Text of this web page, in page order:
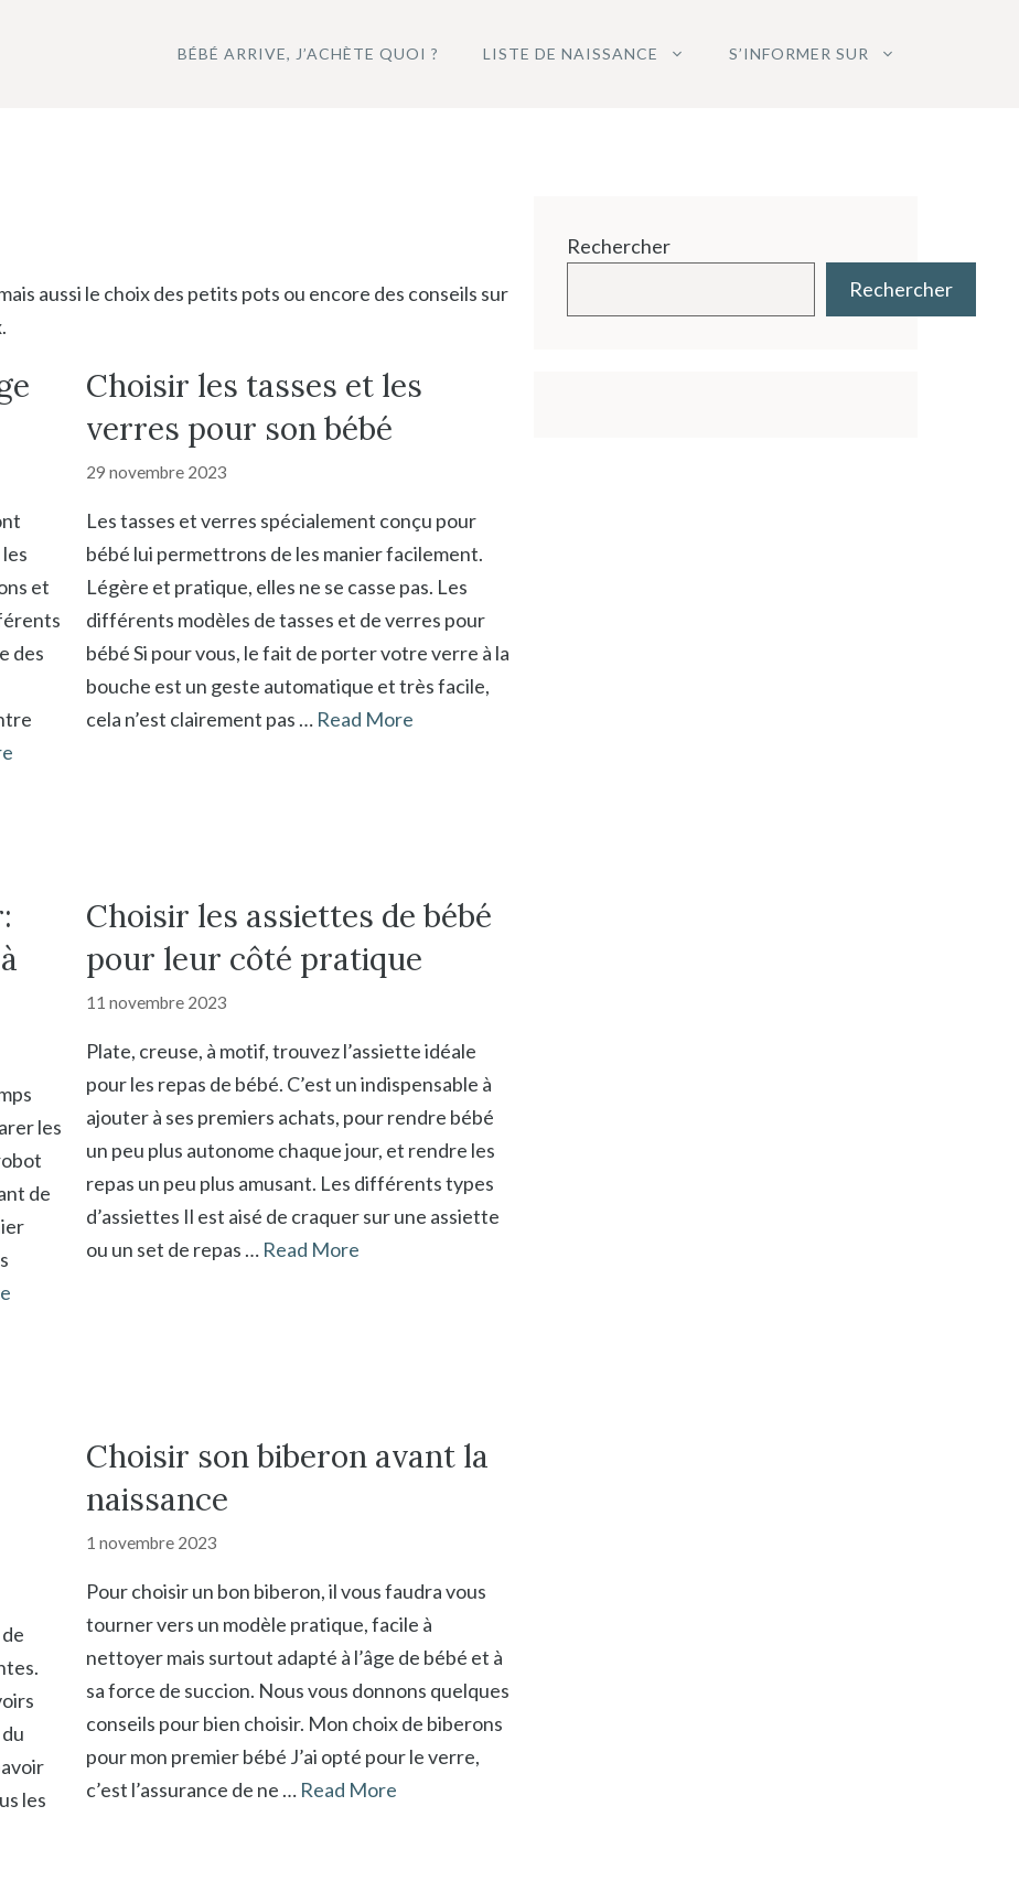
BÉBÉ ARRIVE, J’ACHÈTE QUOI ? LISTE DE NAISSANCE S’INFORMER SUR
aussi le choix des petits pots ou encore des conseils sur
et
des
Choisir les tasses et les
verres pour son bébé
29 novembre 2023
Les tasses et verres spécialement conçu pour
bébé lui permettrons de les manier facilement.
Légère et pratique, elles ne se casse pas. Les
différents modèles de tasses et de verres pour
bébé Si pour vous, le fait de porter votre verre à la
bouche est un geste automatique et très facile,
cela n’est clairement pas … Read More
les
de
Choisir les assiettes de bébé
pour leur côté pratique
11 novembre 2023
Plate, creuse, à motif, trouvez l’assiette idéale
pour les repas de bébé. C’est un indispensable à
ajouter à ses premiers achats, pour rendre bébé
un peu plus autonome chaque jour, et rendre les
repas un peu plus amusant. Les différents types
d’assiettes Il est aisé de craquer sur une assiette
ou un set de repas … Read More
les
Choisir son biberon avant la
naissance
1 novembre 2023
Pour choisir un bon biberon, il vous faudra vous
tourner vers un modèle pratique, facile à
nettoyer mais surtout adapté à l’âge de bébé et à
sa force de succion. Nous vous donnons quelques
conseils pour bien choisir. Mon choix de biberons
pour mon premier bébé J’ai opté pour le verre,
c’est l’assurance de ne … Read More
Rechercher
Rechercher